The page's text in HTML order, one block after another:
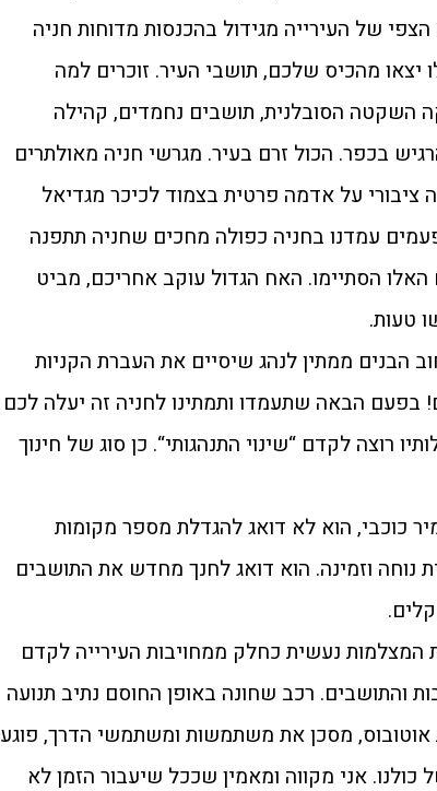
של העירייה מגידול בהכנסות מדוחות חניה
יצאו מהכיס שלכם, תושבי העיר. זוכרים למה
השקטה הסובלנית, תושבים נחמדים, קהילה
בכפר. הכול זרם בעיר. מגרשי חניה מאולתרים
ציבורי על אדמה פרטית בצמוד לכיכר מגדיאל
עמדנו בחניה כפולה מחכים שחניה תתפנה
האלו הסתיימו. האח הגדול עוקב אחריכם, מביט
טעות.
הבנים ממתין לנהג שיסיים את העברת הקניות
בפעם הבאה שתעמדו ותמתינו לחניה זה יעלה לכם
רוצה לקדם “שינוי התנהגותי“. כן סוג של חינוך
כוכבי, הוא לא דואג להגדלת מספר מקומות
נוחה וזמינה. הוא דואג לחנך מחדש את התושבים
המצלמות נעשית כחלק ממחויבות העירייה לקדם
והתושבים. רכב שחונה באופן החוסם נתיב תנועה
אוטובוס, מסכן את משתמשות ומשתמשי הדרך, פוגע
כולנו. אני מקווה ומאמין שככל שיעבור הזמן לא